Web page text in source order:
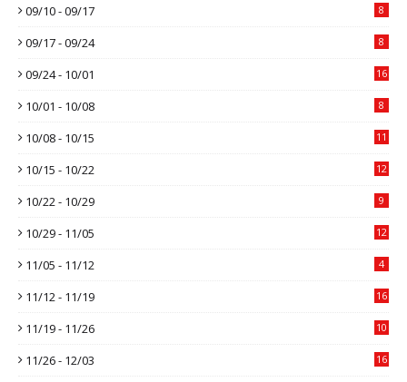
09/10 - 09/17 8
09/17 - 09/24 8
09/24 - 10/01 16
10/01 - 10/08 8
10/08 - 10/15 11
10/15 - 10/22 12
10/22 - 10/29 9
10/29 - 11/05 12
11/05 - 11/12 4
11/12 - 11/19 16
11/19 - 11/26 10
11/26 - 12/03 16